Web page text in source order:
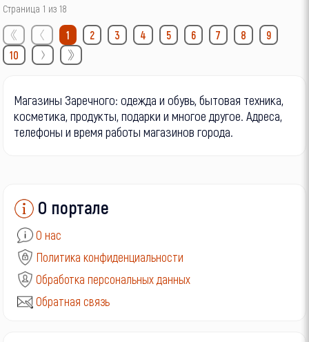
Страница 1 из 18
1 2 3 4 5 6 7 8
9
10
Магазины Заречного: одежда и обувь, бытовая техника,
косметика, продукты, подарки и многое другое. Адреса,
телефоны и время работы магазинов города.
О портале
О нас
Политика конфиденциальности
Обработка персональных данных
Обратная связь